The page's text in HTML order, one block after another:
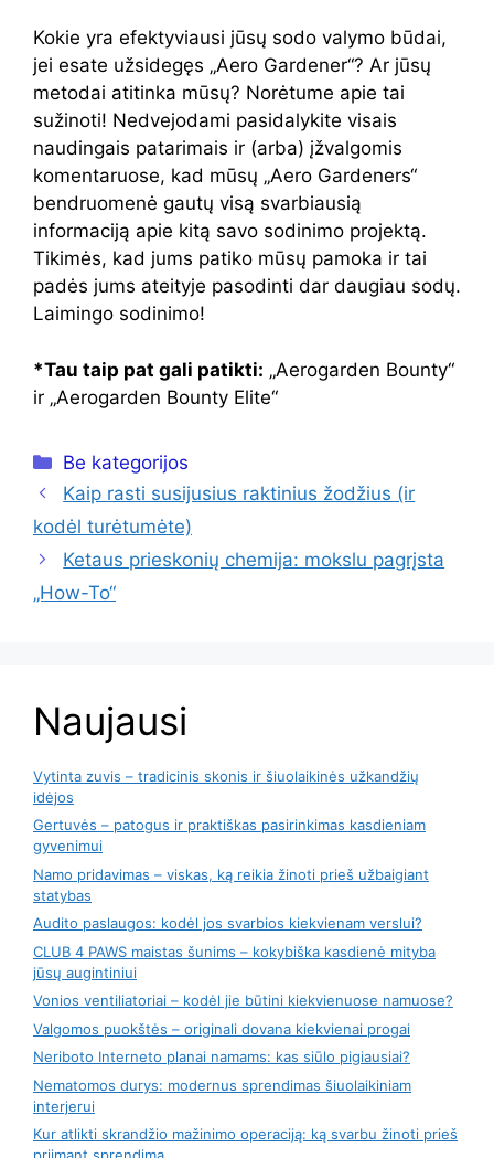
Kokie yra efektyviausi jūsų sodo valymo būdai,
jei esate užsidegęs „Aero Gardener“? Ar jūsų
metodai atitinka mūsų? Norėtume apie tai
sužinoti! Nedvejodami pasidalykite visais
naudingais patarimais ir (arba) įžvalgomis
komentaruose, kad mūsų „Aero Gardeners“
bendruomenė gautų visą svarbiausią
informaciją apie kitą savo sodinimo projektą.
Tikimės, kad jums patiko mūsų pamoka ir tai
padės jums ateityje pasodinti dar daugiau sodų.
Laimingo sodinimo!
*Tau taip pat gali patikti: „Aerogarden Bounty“
ir „Aerogarden Bounty Elite“
Kategorijos
Be kategorijos
Kaip rasti susijusius raktinius žodžius (ir
kodėl turėtumėte)
Ketaus prieskonių chemija: mokslu pagrįsta
„How-To“
Naujausi
Vytinta zuvis – tradicinis skonis ir šiuolaikinės užkandžių
idėjos
Gertuvės – patogus ir praktiškas pasirinkimas kasdieniam
gyvenimui
Namo pridavimas – viskas, ką reikia žinoti prieš užbaigiant
statybas
Audito paslaugos: kodėl jos svarbios kiekvienam verslui?
CLUB 4 PAWS maistas šunims – kokybiška kasdienė mityba
jūsų augintiniui
Vonios ventiliatoriai – kodėl jie būtini kiekvienuose namuose?
Valgomos puokštės – originali dovana kiekvienai progai
Neriboto Interneto planai namams: kas siūlo pigiausiai?
Nematomos durys: modernus sprendimas šiuolaikiniam
interjerui
Kur atlikti skrandžio mažinimo operaciją: ką svarbu žinoti prieš